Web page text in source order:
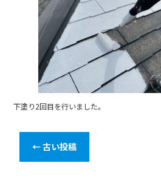
下塗り2回目を行いました。
←古い投稿